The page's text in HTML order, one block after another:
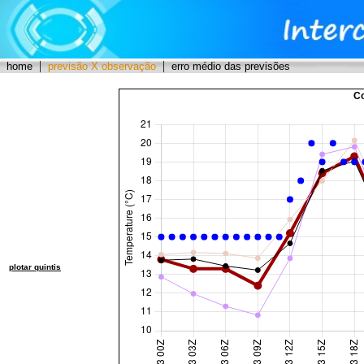
home| previsão X observação| erro médio das previsões
plotar quintis